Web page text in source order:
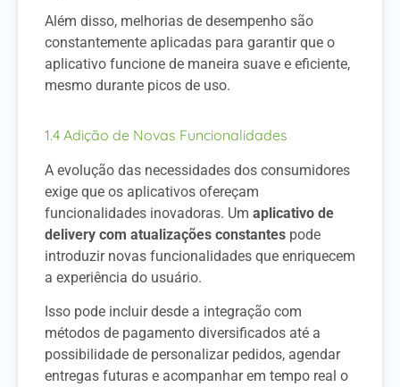
Além disso, melhorias de desempenho são
constantemente aplicadas para garantir que o
aplicativo funcione de maneira suave e eficiente,
mesmo durante picos de uso.
1.4 Adição de Novas Funcionalidades
A evolução das necessidades dos consumidores
exige que os aplicativos ofereçam
funcionalidades inovadoras. Um aplicativo de
delivery com atualizações constantes pode
introduzir novas funcionalidades que enriquecem
a experiência do usuário.
Isso pode incluir desde a integração com
métodos de pagamento diversificados até a
possibilidade de personalizar pedidos, agendar
entregas futuras e acompanhar em tempo real o